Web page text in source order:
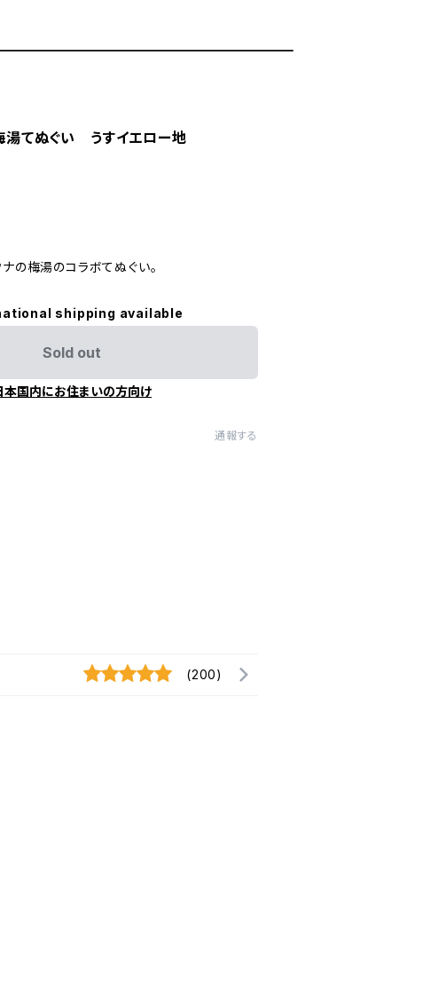
湯てぬぐい うすイエロー地
の梅湯のコラボてぬぐい。
shipping available
Sold out
本国内にお住まいの方向け
通報する
(200)